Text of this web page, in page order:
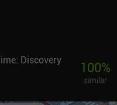
los problemas de
de ello.
Discovery 100%
similar